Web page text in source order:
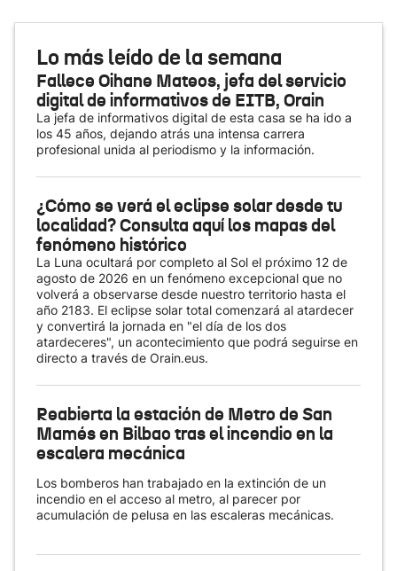
Lo más leído de la semana
Fallece Oihane Mateos, jefa del servicio
digital de informativos de EITB, Orain
La jefa de informativos digital de esta casa se ha ido a
los 45 años, dejando atrás una intensa carrera
profesional unida al periodismo y la información.
¿Cómo se verá el eclipse solar desde tu
localidad? Consulta aquí los mapas del
fenómeno histórico
La Luna ocultará por completo al Sol el próximo 12 de
agosto de 2026 en un fenómeno excepcional que no
volverá a observarse desde nuestro territorio hasta el
año 2183. El eclipse solar total comenzará al atardecer
y convertirá la jornada en "el día de los dos
atardeceres", un acontecimiento que podrá seguirse en
directo a través de Orain.eus.
Reabierta la estación de Metro de San
Mamés en Bilbao tras el incendio en la
escalera mecánica
Los bomberos han trabajado en la extinción de un
incendio en el acceso al metro, al parecer por
acumulación de pelusa en las escaleras mecánicas.